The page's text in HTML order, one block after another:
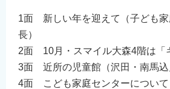
1面 新しい年を迎えて（子ども家
長）
2面 10月・スマイル大森4階は「
3面 近所の児童館（沢田・南馬込
4面 こども家庭センターについて